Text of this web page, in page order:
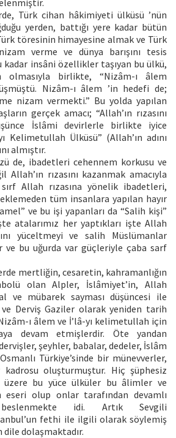
Türk cihan hâkimiyeti ülküsü ’nün
yerden, battığı yere kadar bütün
töresinin himayesine almak ve Türk
verme ve dünya barışını tesis
insâni özellikler taşıyan bu ülkü,
olmasıyla birlikte, “Nizâm-ı âlem
Nizâm-ı âlem ’in hedefi de;
nizam vermekti.” Bu yolda yapılan
gerçek amacı; “Allah’ın rızasını
İslâmi devirlerle birlikte iyice
Kelimetullah Ülküsü” (Allah’ın adını
almıştır.
de, ibadetleri cehennem korkusu ve
rızasını kazanmak amacıyla
Allah rızasına yönelik ibadetleri,
tüm insanlara yapılan hayır
ve bu işi yapanları da “Salih kişi”
atalarımız her yaptıkları işte Allah
yüceltmeyi ve salih Müslümanlar
ve bu uğurda var güçleriyle çaba sarf
mertliğin, cesaretin, kahramanlığın
olan Alpler, İslâmiyet’in, Allah
ve mübarek sayması düşüncesi ile
Derviş Gaziler olarak yeniden tarih
ı âlem ve İ’lâ-yı kelimetullah için
devam etmişlerdir. Öte yandan
şeyhler, babalar, dedeler, İslâm
Türkiye’sinde bir münevverler,
kadrosu oluşturmuştur. Hiç şüphesiz
bu yüce ülküler bu âlimler ve
eseri olup onlar tarafından devamlı
idi. Artık Sevgili
fethi ile ilgili olarak söylemiş
dolaşmaktadır.